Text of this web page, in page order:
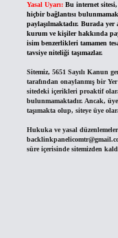
Yasal Uyarı: Bu internet
hiçbir bağlantısı
paylaşılmaktadır. Burada
kurum ve kişiler hakkında
isim benzerlikleri tamamen
tavsiye niteliği taşımazlar.
Sitemiz, 5651 Sayılı Kanun
tarafından onaylanmış bir
sitedeki içerikleri proaktif
bulunmamaktadır. Ancak,
taşımakta olup, siteye üye
Hukuka ve yasal
süre içerisinde sitemizden